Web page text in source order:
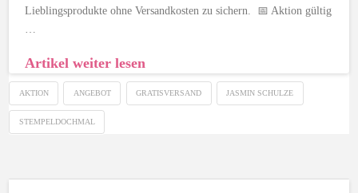
Lieblingsprodukte ohne Versandkosten zu sichern. 📅 Aktion gültig
…
Artikel weiter lesen
AKTION ANGEBOT GRATISVERSAND JASMIN SCHULZE
STEMPELDOCHMAL